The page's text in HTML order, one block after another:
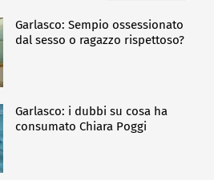
Garlasco: Sempio ossessionato
dal sesso o ragazzo rispettoso?
Garlasco: i dubbi su cosa ha
consumato Chiara Poggi